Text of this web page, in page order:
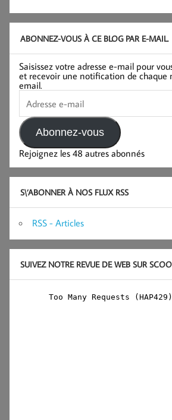
ABONNEZ-VOUS À CE BLOG PAR E-MAIL.
Saisissez votre adresse e-mail pour
et recevoir une notification de chaque
email.
Adresse
e-
mail
Abonnez-vous
Rejoignez les 48 autres abonnés
S\’ABONNER À NOS FLUX RSS
RSS - Articles
SUIVEZ NOTRE REVUE DE WEB SUR